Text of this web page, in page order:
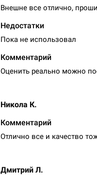
Внешне все отлично,
Недостатки
Пока не использовал
Комментарий
Оценить реально можно
Никола К.
Комментарий
Отлично все и качество
Дмитрий Л.